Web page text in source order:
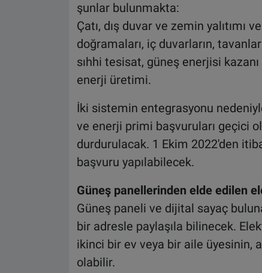
şunlar bulunmakta:
Çatı, dış duvar ve zemin yalıtımı
doğramaları, iç duvarların,
sıhhi tesisat, güneş enerjisi kazanı
enerji üretimi.
İki sistemin entegrasyonu
ve enerji primi başvuruları geçici
durdurulacak. 1 Ekim 2022'den
başvuru yapılabilecek.
Güneş panellerinden elde edilen
Güneş paneli ve dijital sayaç
bir adresle paylaşıla bilinecek.
ikinci bir ev veya bir aile üyesinin,
olabilir.